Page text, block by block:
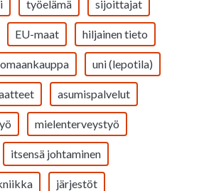
työelämä sijoittajat
EU-maat hiljainen tieto
uni (lepotila)
asumispalvelut
mielenterveystyö
itsensä johtaminen
järjestöt